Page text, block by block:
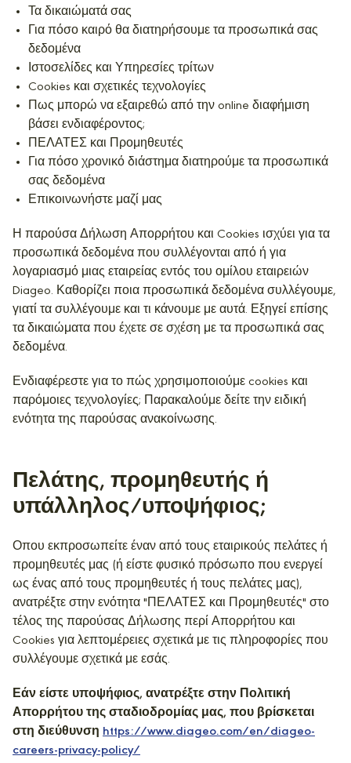
Τα δικαιώματά σας
Για πόσο καιρό θα διατηρήσουμε τα προσωπικά σας
δεδομένα
Ιστοσελίδες και Υπηρεσίες τρίτων
Cookies και σχετικές τεχνολογίες
Πως μπορώ να εξαιρεθώ από την online διαφήμιση
βάσει ενδιαφέροντος;
ΠΕΛΑΤΕΣ και Προμηθευτές
Για πόσο χρονικό διάστημα διατηρούμε τα προσωπικά
σας δεδομένα
Επικοινωνήστε μαζί μας
Η παρούσα Δήλωση Απορρήτου και Cookies ισχύει για τα
προσωπικά δεδομένα που συλλέγονται από ή για
λογαριασμό μιας εταιρείας εντός του ομίλου εταιρειών
Diageo. Καθορίζει ποια προσωπικά δεδομένα συλλέγουμε,
γιατί τα συλλέγουμε και τι κάνουμε με αυτά. Εξηγεί επίσης
τα δικαιώματα που έχετε σε σχέση με τα προσωπικά σας
δεδομένα.
Ενδιαφέρεστε για το πώς χρησιμοποιούμε cookies και
παρόμοιες τεχνολογίες; Παρακαλούμε δείτε την ειδική
ενότητα της παρούσας ανακοίνωσης.
Πελάτης, προμηθευτής ή
υπάλληλος/υποψήφιος;
Οπου εκπροσωπείτε έναν από τους εταιρικούς πελάτες ή
προμηθευτές μας (ή είστε φυσικό πρόσωπο που ενεργεί
ως ένας από τους προμηθευτές ή τους πελάτες μας),
ανατρέξτε στην ενότητα "ΠΕΛΑΤΕΣ και Προμηθευτές" στο
τέλος της παρούσας Δήλωσης περί Απορρήτου και
Cookies για λεπτομέρειες σχετικά με τις πληροφορίες που
συλλέγουμε σχετικά με εσάς.
Εάν είστε υποψήφιος, ανατρέξτε στην Πολιτική
Απορρήτου της σταδιοδρομίας μας, που βρίσκεται
στη διεύθυνση https://www.diageo.com/en/diageo-
careers-privacy-policy/